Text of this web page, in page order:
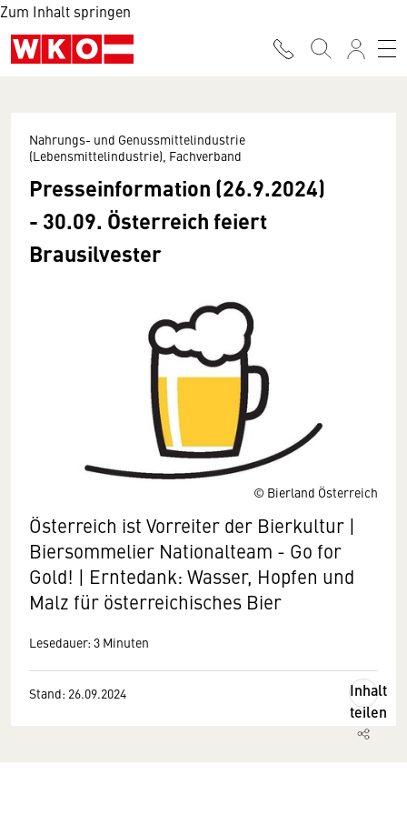
Zum Inhalt springen
© Bierland Österreich
Nahrungs- und Genussmittelindustrie
(Lebensmittelindustrie), Fachverband
Presseinformation (26.9.2024)
- 30.09. Österreich feiert
Brausilvester
Österreich ist Vorreiter der Bierkultur |
Biersommelier Nationalteam - Go for
Gold! | Erntedank: Wasser, Hopfen und
Malz für österreichisches Bier
Lesedauer: 3 Minuten
Stand: 26.09.2024
Inhalt
teilen